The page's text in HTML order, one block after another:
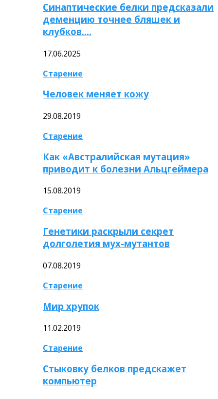
Синаптические белки предсказали
деменцию точнее бляшек и
клубков….
17.06.2025
Старение
Человек меняет кожу
29.08.2019
Старение
Как «Австралийская мутация»
приводит к болезни Альцгеймера
15.08.2019
Старение
Генетики раскрыли секрет
долголетия мух-мутантов
07.08.2019
Старение
Мир хрупок
11.02.2019
Старение
Стыковку белков предскажет
компьютер